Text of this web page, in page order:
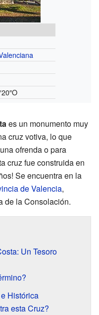
es un monumento muy
cruz votiva, lo que
ofrenda o para
cruz fue construida en
Se encuentra en la
de Valencia,
de la Consolación.
Un Tesoro
Histórica
esta Cruz?